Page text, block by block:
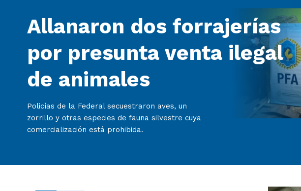
Allanaron dos forrajerías
por presunta venta ilegal
de animales
Policías de la Federal secuestraron aves, un
zorrillo y otras especies de fauna silvestre cuya